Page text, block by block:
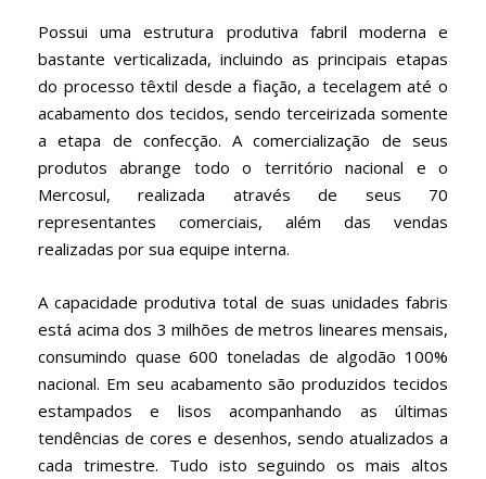
Possui uma estrutura produtiva fabril moderna e
bastante verticalizada, incluindo as principais etapas
do processo têxtil desde a fiação, a tecelagem até o
acabamento dos tecidos, sendo terceirizada somente
a etapa de confecção. A comercialização de seus
produtos abrange todo o território nacional e o
Mercosul, realizada através de seus 70
representantes comerciais, além das vendas
realizadas por sua equipe interna.
A capacidade produtiva total de suas unidades fabris
está acima dos 3 milhões de metros lineares mensais,
consumindo quase 600 toneladas de algodão 100%
nacional. Em seu acabamento são produzidos tecidos
estampados e lisos acompanhando as últimas
tendências de cores e desenhos, sendo atualizados a
cada trimestre. Tudo isto seguindo os mais altos